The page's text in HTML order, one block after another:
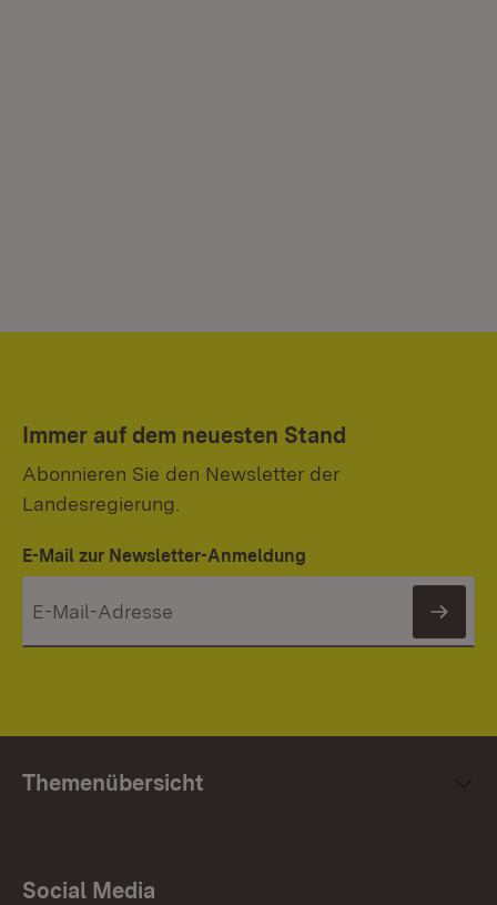
Immer auf dem neuesten Stand
Abonnieren Sie den Newsletter der
Landesregierung.
E-Mail zur Newsletter-Anmeldung
Themenübersicht
Social Media